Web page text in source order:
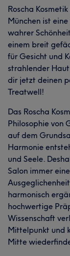
Roscha
München ist
wahrer
einem breit
für Gesicht und
strahlender
dir jetzt deinen
Treatwell!
Das Roscha
Philosophie von
auf dem
Harmonie
und Seele.
Salon immer
harmonisch
hochwertige
Wissenschaft
Mittelpunkt und
Mitte